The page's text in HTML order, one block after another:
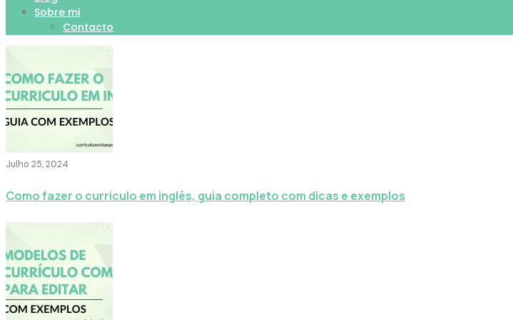
Sobre mi
Contacto
Julho 25, 2024
Como fazer o curriculo em inglês, guia completo com dicas e exemplos